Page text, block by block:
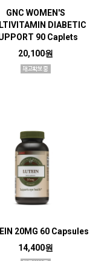
GNC WOMEN'S
DIABETIC
90 Caplets
20,100원
20MG 60 Capsules
14,400원